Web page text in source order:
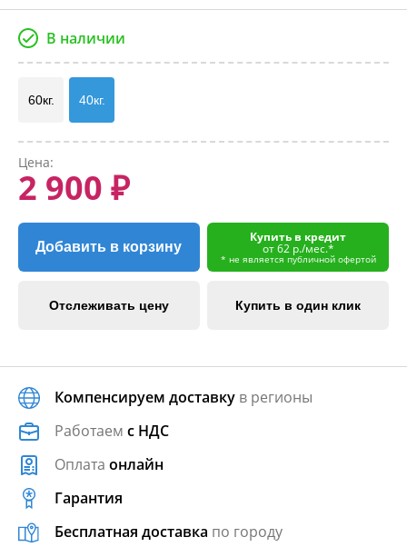
В наличии
60кг. 40кг.
Цена:
2 900 ₽
Добавить в корзину
Купить в кредит
от 62 р./мес.*
* не является публичной офертой
Отслеживать цену Купить в один клик
Компенсируем доставку в регионы
Работаем с НДС
Оплата онлайн
Гарантия
Бесплатная доставка по городу